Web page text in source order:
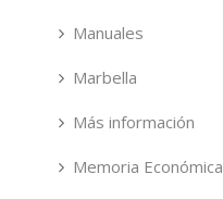
Manuales
Marbella
Más información
Memoria Económica